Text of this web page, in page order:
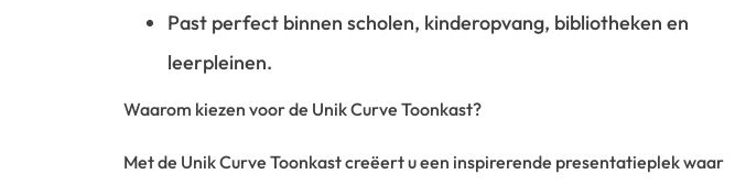
Past perfect binnen scholen, kinderopvang, bibliotheken en
leerpleinen.
Waarom kiezen voor de Unik Curve Toonkast?
Met de Unik Curve Toonkast creëert u een inspirerende presentatieplek waar